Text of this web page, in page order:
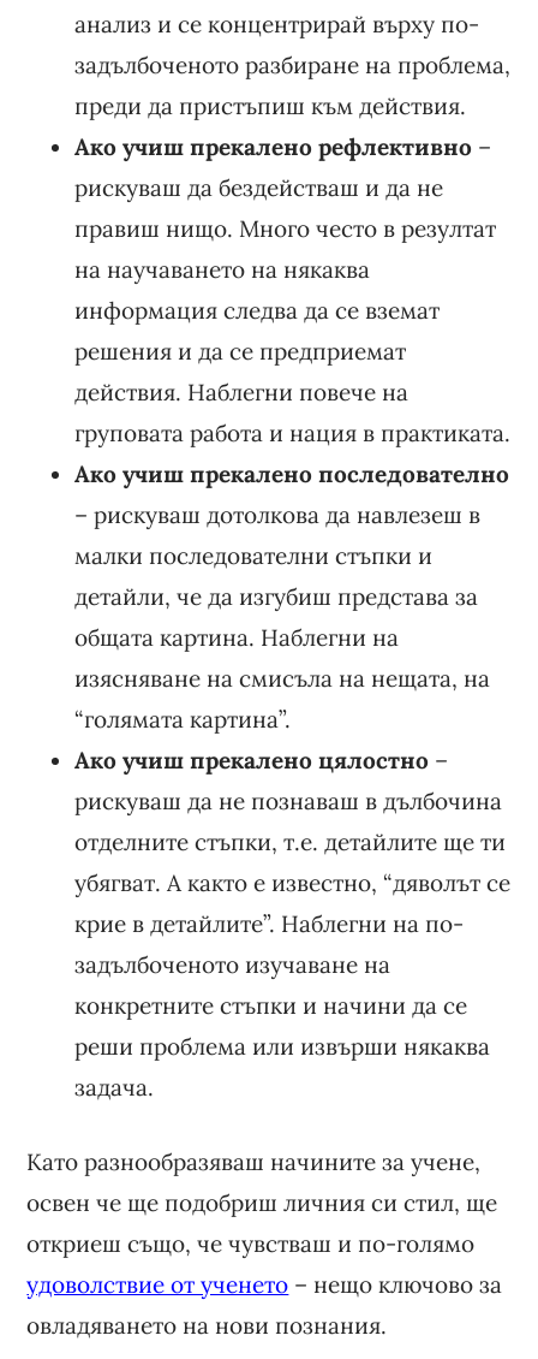
анализ и се концентрирай върху по-
задълбоченото разбиране на проблема,
преди да пристъпиш към действия.
Ако учиш прекалено рефлективно –
рискуваш да бездействаш и да не
правиш нищо. Много често в резултат
на научаването на някаква
информация следва да се вземат
решения и да се предприемат
действия. Наблегни повече на
груповата работа и нация в практиката.
Ако учиш прекалено последователно
– рискуваш дотолкова да навлезеш в
малки последователни стъпки и
детайли, че да изгубиш представа за
общата картина. Наблегни на
изясняване на смисъла на нещата, на
“голямата картина”.
Ако учиш прекалено цялостно –
рискуваш да не познаваш в дълбочина
отделните стъпки, т.е. детайлите ще ти
убягват. А както е известно, “дяволът се
крие в детайлите”. Наблегни на по-
задълбоченото изучаване на
конкретните стъпки и начини да се
реши проблема или извърши някаква
задача.
Като разнообразяваш начините за учене,
освен че ще подобриш личния си стил, ще
откриеш също, че чувстваш и по-голямо
удоволствие от ученето – нещо ключово за
овладяването на нови познания.